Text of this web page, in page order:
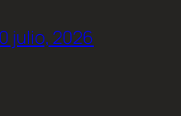
julio, 2026